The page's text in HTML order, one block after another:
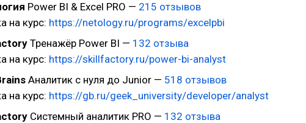
Power BI & Excel PRO — 215 отзывов
на курс: https://netology.ru/programs/excelpbi
Тренажёр Power BI — 132 отзыва
на курс: https://skillfactory.ru/power-bi-analyst
Аналитик с нуля до Junior — 518 отзывов
на курс: https://gb.ru/geek_university/developer/analyst
Системный аналитик PRO — 132 отзыва